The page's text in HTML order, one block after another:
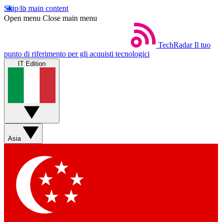
Skip to main content
Open menu Close main menu
TechRadar Il tuo
punto di riferimento per gli acquisti tecnologici
IT Edition
Asia